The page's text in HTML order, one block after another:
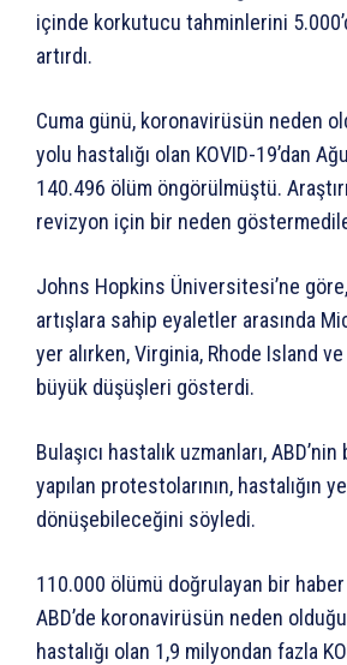
içinde korkutucu tahminlerini
artırdı.
Cuma günü, koronavirüsün neden
yolu hastalığı olan KOVID-19’dan
140.496 ölüm öngörülmüştü.
revizyon için bir neden
Johns Hopkins Üniversitesi’ne
artışlara sahip eyaletler arasında
yer alırken, Virginia, Rhode Island
büyük düşüşleri gösterdi.
Bulaşıcı hastalık uzmanları,
yapılan protestolarının, hastalığın
dönüşebileceğini söyledi.
110.000 ölümü doğrulayan bir
ABD’de koronavirüsün neden
hastalığı olan 1,9 milyondan fazla